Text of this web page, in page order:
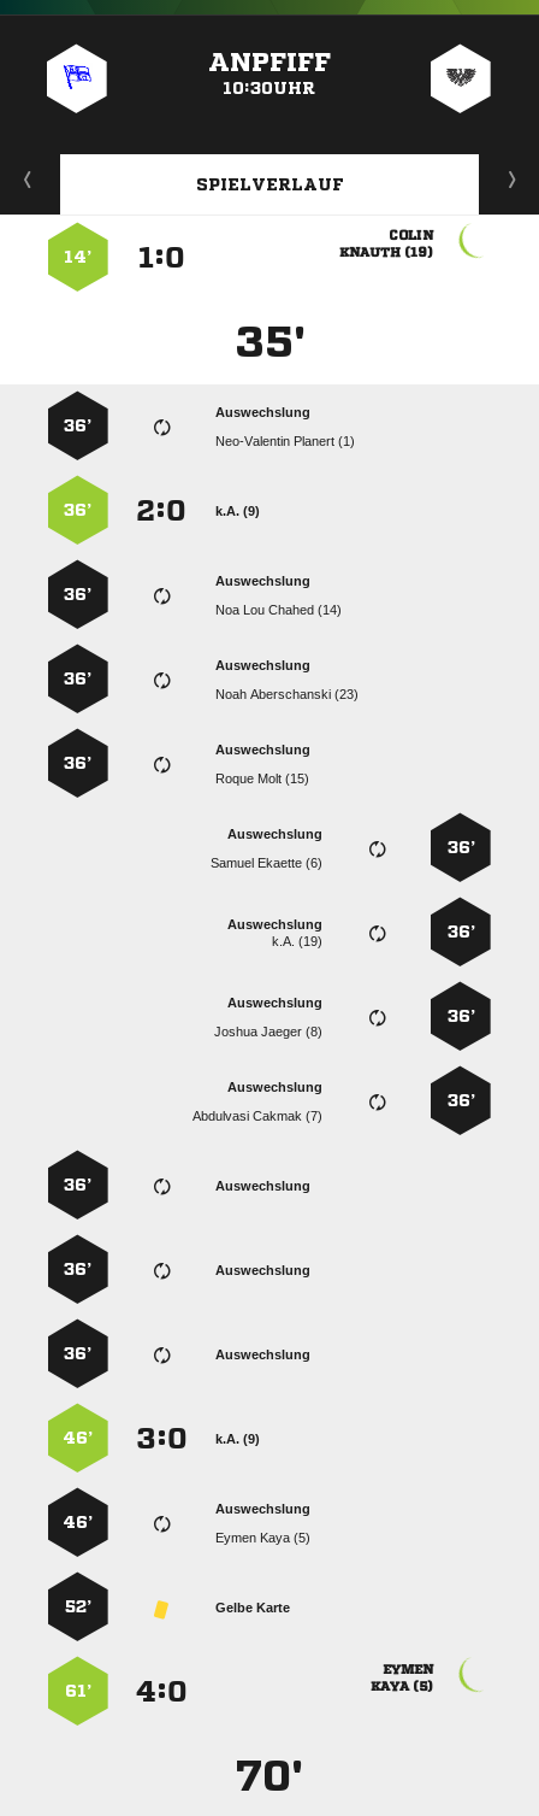
ANPFIFF
10:30UHR
SPIELVERLAUF

 
:
14’
35'
Auswechslung
  
36’
k.A. (9)
:
36’
Auswechslung
   
36’
Auswechslung
  
36’
Auswechslung
  
36’
36’
Auswechslung
  
36’
Auswechslung
k.A. (19)
36’
Auswechslung
  
36’
Auswechslung
  
Auswechslung
36’
Auswechslung
36’
Auswechslung
36’
k.A. (9)
:
46’
Auswechslung
  
46’
Gelbe Karte
52’

 
:
61’
70'